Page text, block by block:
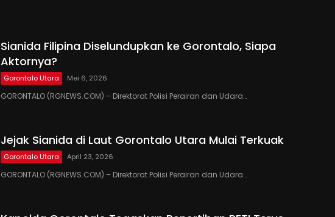
Sianida Filipina Diselundupkan ke Gorontalo, Siapa
Aktornya?
Gorontalo Utara Mei 6, 2026
GORONTALO (RGNEWS.COM) – Direktorat Polisi Perairan dan Udara…
Jejak Sianida di Laut Gorontalo Utara Mulai Terkuak
Gorontalo Utara April 23, 2026
GORONTALO (RGNEWS.COM) – Direktorat Polisi Perairan dan Udara…